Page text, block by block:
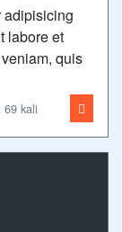
adipisicing
labore et
quis
69 kali